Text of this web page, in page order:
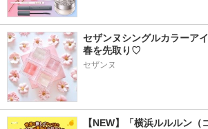
セザンヌシングルカラーア
春を先取り♡
セザンヌ
【NEW】「横浜ルルルン